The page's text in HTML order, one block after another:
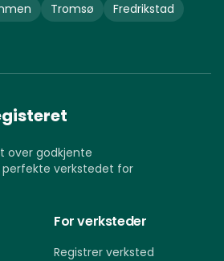
Tromsø
Fredrikstad
over godkjente
perfekte verkstedet for
For verksteder
Registrer verksted